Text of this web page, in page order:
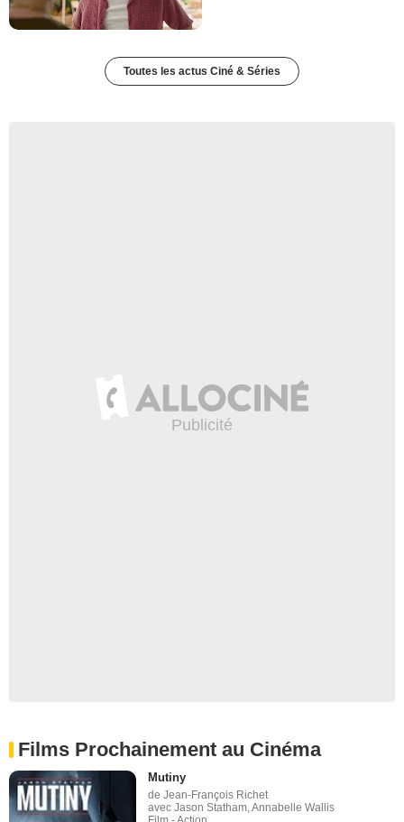
Toutes les actus Ciné & Séries
Films Prochainement au Cinéma
Mutiny
de Jean-François Richet
avec Jason Statham, Annabelle Wallis